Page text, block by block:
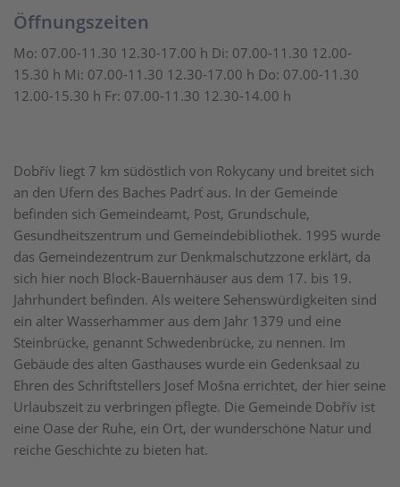
Dobřív liegt 7 km südöstlich von Rokycany und breitet sich
an den Ufern des Baches Padrť aus. In der Gemeinde
befinden sich Gemeindeamt, Post, Grundschule,
Gesundheitszentrum und Gemeindebibliothek. 1995 wurde
das Gemeindezentrum zur Denkmalschutzzone erklärt, da
sich hier noch Block-Bauernhäuser aus dem 17. bis 19.
Jahrhundert befinden. Als weitere Sehenswürdigkeiten sind
ein alter Wasserhammer aus dem Jahr 1379 und eine
Steinbrücke, genannt Schwedenbrücke, zu nennen. Im
Gebäude des alten Gasthauses wurde ein Gedenksaal zu
Ehren des Schriftstellers Josef Mošna errichtet, der hier seine
Urlaubszeit zu verbringen pflegte. Die Gemeinde Dobřív ist
eine Oase der Ruhe, ein Ort, der wunderschöne Natur und
reiche Geschichte zu bieten hat.
Öffnungszeiten
Mo: 07.00-11.30 12.30-17.00 h Di: 07.00-11.30 12.00-
15.30 h Mi: 07.00-11.30 12.30-17.00 h Do: 07.00-11.30
12.00-15.30 h Fr: 07.00-11.30 12.30-14.00 h